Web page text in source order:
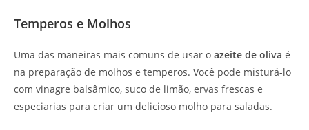
Temperos e Molhos
Uma das maneiras mais comuns de usar o azeite de oliva é
na preparação de molhos e temperos. Você pode misturá-lo
com vinagre balsâmico, suco de limão, ervas frescas e
especiarias para criar um delicioso molho para saladas.